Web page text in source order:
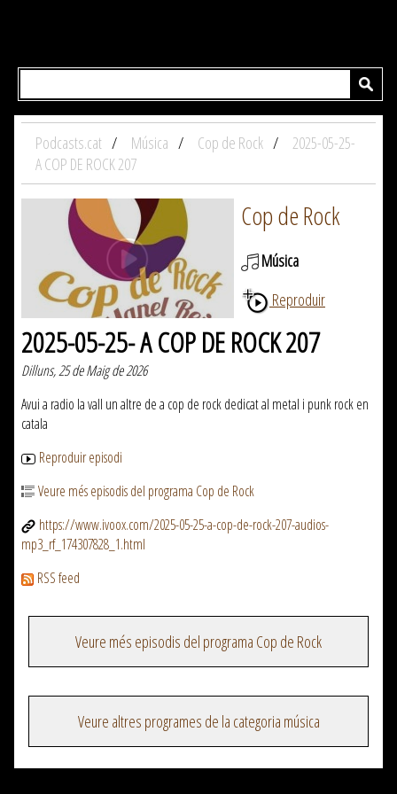
Podcasts.cat Música Cop de Rock
2025-05-25-
A COP DE ROCK 207
Cop de Rock
Música
Reproduir
2025-05-25- A COP DE ROCK 207
Dilluns, 25 de Maig de 2026
Avui a radio la vall un altre de a cop de rock dedicat al metal i punk rock en
catala
Reproduir episodi
Veure més episodis del programa Cop de Rock
https://www.ivoox.com/2025-05-25-a-cop-de-rock-207-audios-
mp3_rf_174307828_1.html
RSS feed
Veure més episodis del programa Cop de Rock
Veure altres programes de la categoria música